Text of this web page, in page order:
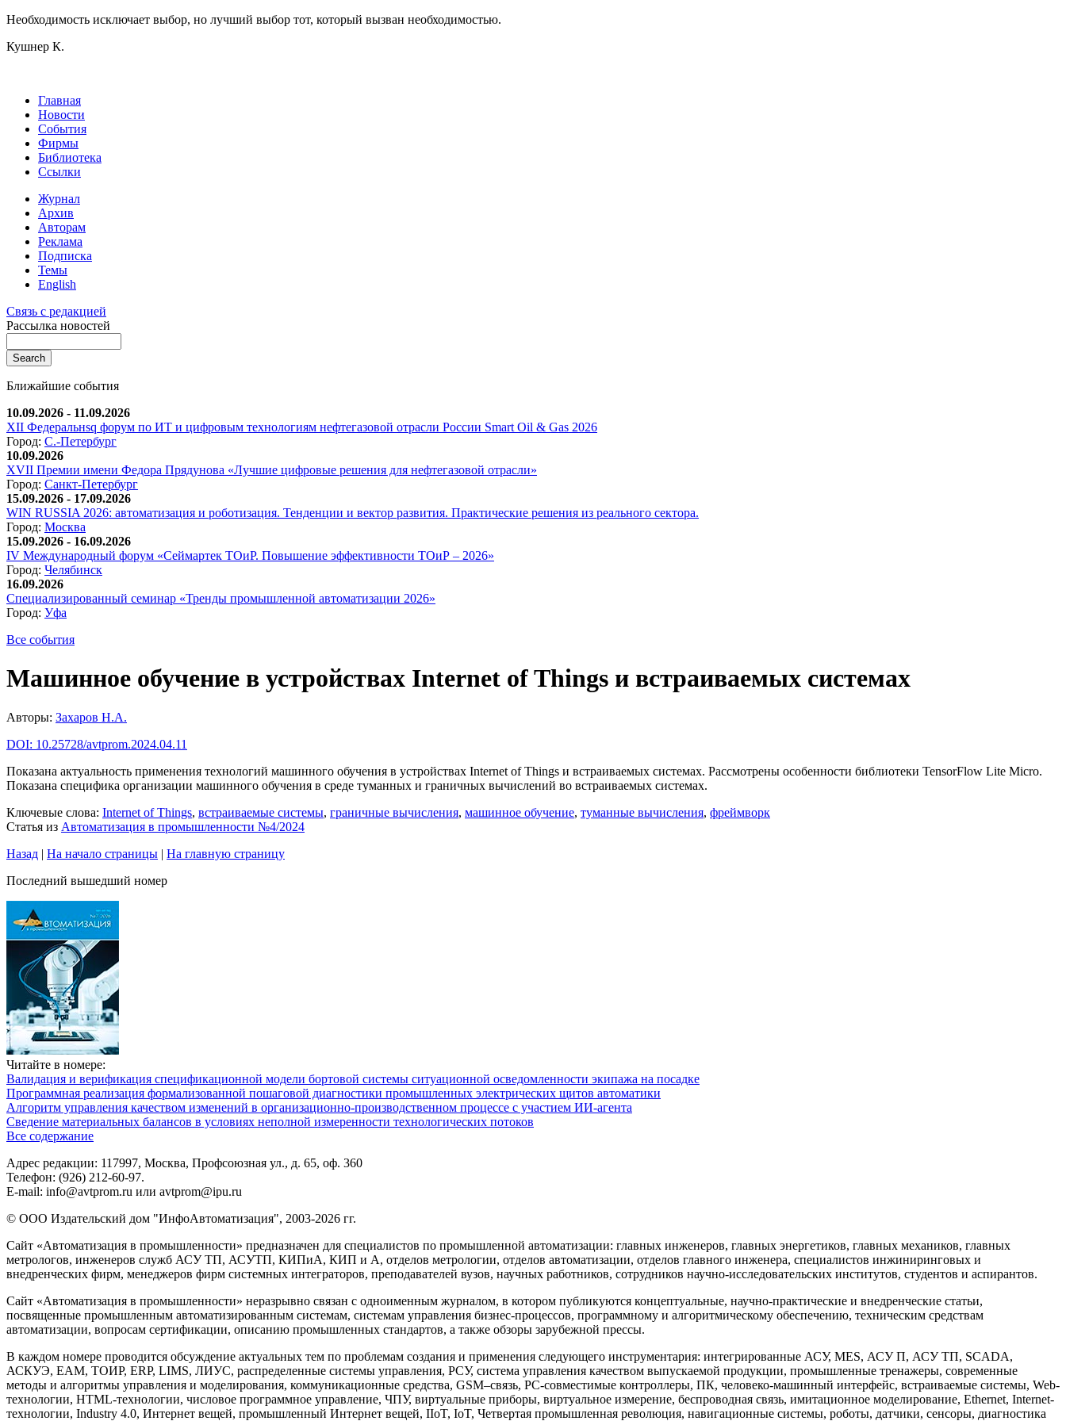
Необходимость исключает выбор, но лучший выбор тот, который вызван необходимостью.
Кушнер К.
Главная
Новости
События
Фирмы
Библиотека
Ссылки
Журнал
Архив
Авторам
Реклама
Подписка
Темы
English
Связь с редакцией
Рассылка новостей
Ближайшие события
10.09.2026 - 11.09.2026
XII Федеральнsq форум по ИТ и цифровым технологиям нефтегазовой отрасли России Smart Oil & Gas 2026
Город: С.-Петербург
10.09.2026
XVII Премии имени Федора Прядунова «Лучшие цифровые решения для нефтегазовой отрасли»
Город: Санкт-Петербург
15.09.2026 - 17.09.2026
WIN RUSSIA 2026: автоматизация и роботизация. Тенденции и вектор развития. Практические решения из реального сектора.
Город: Москва
15.09.2026 - 16.09.2026
IV Международный форум «Сеймартек ТОиР. Повышение эффективности ТОиР – 2026»
Город: Челябинск
16.09.2026
Специализированный семинар «Тренды промышленной автоматизации 2026»
Город: Уфа
Все события
Машинное обучение в устройствах Internet of Things и встраиваемых системах
Авторы: Захаров Н.А.
DOI: 10.25728/avtprom.2024.04.11
Показана актуальность применения технологий машинного обучения в устройствах Internet of Things и встраиваемых системах. Рассмотрены особенности библиотеки TensorFlow Lite Micro.
Показана специфика организации машинного обучения в среде туманных и граничных вычислений во встраиваемых системах.
Ключевые слова: Internet of Things, встраиваемые системы, граничные вычисления, машинное обучение, туманные вычисления, фреймворк
Статья из Автоматизация в промышленности №4/2024
Назад | На начало страницы | На главную страницу
Последний вышедший номер
Читайте в номере:
Валидация и верификация спецификационной модели бортовой системы ситуационной осведомленности экипажа на посадке
Программная реализация формализованной пошаговой диагностики промышленных электрических щитов автоматики
Алгоритм управления качеством изменений в организационно-производственном процессе с участием ИИ-агента
Сведение материальных балансов в условиях неполной измеренности технологических потоков
Все содержание
Адрес редакции: 117997, Москва, Профсоюзная ул., д. 65, оф. 360
Телефон: (926) 212-60-97.
E-mail: info@avtprom.ru или avtprom@ipu.ru
© ООО Издательский дом "ИнфоАвтоматизация", 2003-2026 гг.
Сайт «Автоматизация в промышленности» предназначен для специалистов по промышленной автоматизации: главных инженеров, главных энергетиков, главных механиков, главных
метрологов, инженеров служб АСУ ТП, АСУТП, КИПиА, КИП и А, отделов метрологии, отделов автоматизации, отделов главного инженера, специалистов инжиниринговых и
внедренческих фирм, менеджеров фирм системных интеграторов, преподавателей вузов, научных работников, сотрудников научно-исследовательских институтов, студентов и аспирантов.
Сайт «Автоматизация в промышленности» неразрывно связан с одноименным журналом, в котором публикуются концептуальные, научно-практические и внедренческие статьи,
посвященные промышленным автоматизированным системам, системам управления бизнес-процессов, программному и алгоритмическому обеспечению, техническим средствам
автоматизации, вопросам сертификации, описанию промышленных стандартов, а также обзоры зарубежной прессы.
В каждом номере проводится обсуждение актуальных тем по проблемам создания и применения следующего инструментария: интегрированные АСУ, MES, АСУ П, АСУ ТП, SCADA,
АСКУЭ, EAM, ТОИР, ERP, LIMS, ЛИУС, распределенные системы управления, РСУ, система управления качеством выпускаемой продукции, промышленные тренажеры, современные
методы и алгоритмы управления и моделирования, коммуникационные средства, GSM–связь, РС-совместимые контроллеры, ПК, человеко-машинный интерфейс, встраиваемые системы, Web-
технологии, HTML-технологии, числовое программное управление, ЧПУ, виртуальные приборы, виртуальное измерение, беспроводная связь, имитационное моделирование, Ethernet, Internet-
технологии, Industry 4.0, Интернет вещей, промышленный Интернет вещей, IIoT, IoT, Четвертая промышленная революция, навигационные системы, роботы, датчики, сенсоры, диагностика